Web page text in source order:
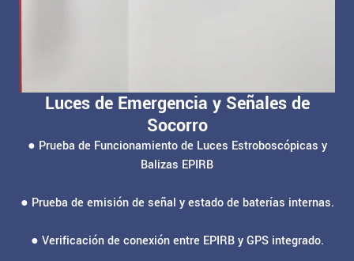
Luces de Emergencia y Señales de
Socorro
● Prueba de Funcionamiento de Luces Estroboscópicas y
Balizas EPIRB
● Prueba de emisión de señal y estado de baterías internas.
● Verificación de conexión entre EPIRB y GPS integrado.